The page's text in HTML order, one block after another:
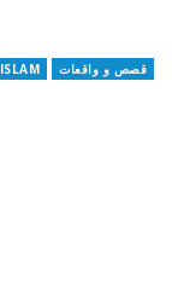
ISLAM قصص و واقعات